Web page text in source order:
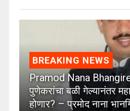
BREAKING NEWS
Pramod Nana
पुणेकरांचा बळी गेल्यानंतर
होणार? – प्रमोद नाना